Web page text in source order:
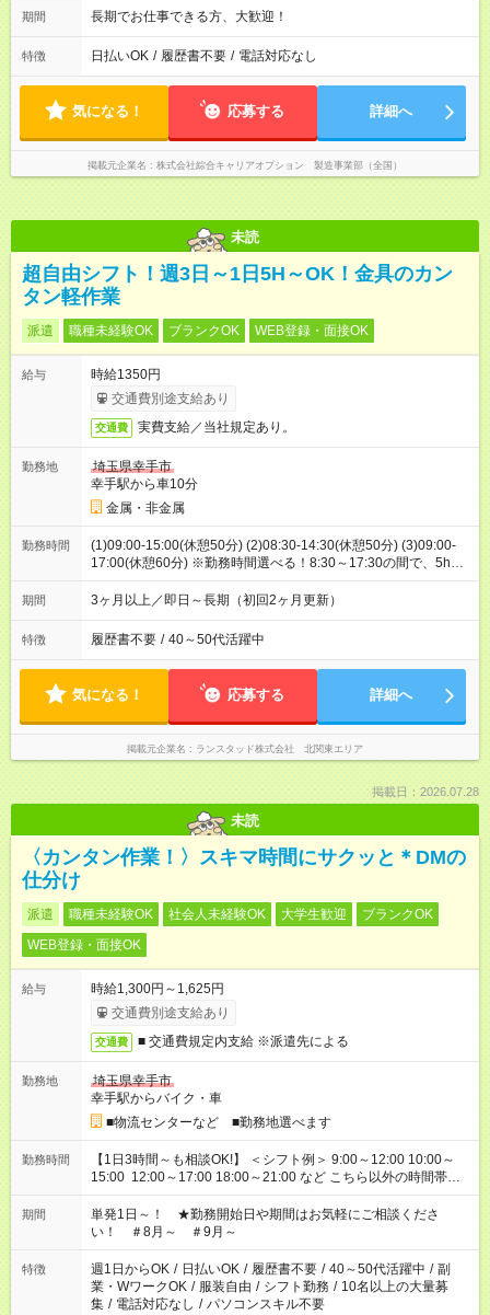
期間 長期でお仕事できる方、大歓迎！
特徴 日払いOK / 履歴書不要 / 電話対応なし
気になる！ 応募する 詳細へ
掲載元企業名 株式会社綜合キャリアオプション 製造事業部（全国）
未読
超自由シフト！週3日～1日5H～OK！金具のカン
タン軽作業
派遣 職種未経験OK ブランクOK WEB登録・面接OK
給与
時給1350円
交通費別途支給あり
交通費 実費支給／当社規定あり。
勤務地
埼玉県幸手市
幸手駅から車10分
金属・非金属
勤務時間
(1)09:00-15:00(休憩50分) (2)08:30-14:30(休憩50分) (3)09:00-
17:00(休憩60分) ※勤務時間選べる！8:30～17:30の間で、5h以
上勤務ができればOKです！
期間 3ヶ月以上／即日～長期（初回2ヶ月更新）
特徴 履歴書不要 / 40～50代活躍中
気になる！ 応募する 詳細へ
掲載元企業名 ランスタッド株式会社 北関東エリア
掲載日：2026.07.28
未読
〈カンタン作業！〉スキマ時間にサクッと＊DMの
仕分け
派遣 職種未経験OK 社会人未経験OK 大学生歓迎
ブランクOK
WEB登録・面接OK
給与
時給1,300円～1,625円
交通費別途支給あり
交通費 ■ 交通費規定内支給 ※派遣先による
勤務地
埼玉県幸手市
幸手駅からバイク・車
■物流センターなど ■勤務地選べます
勤務時間
【1日3時間～も相談OK!】 ＜シフト例＞ 9:00～12:00 10:00～
15:00 12:00～17:00 18:00～21:00 など こちら以外の時間帯も
お気軽にご相談ください！
期間
単発1日～！ ★勤務開始日や期間はお気軽にご相談くださ
い！ ＃8月～ ＃9月～
特徴 週1日からOK / 日払いOK / 履歴書不要 / 40～50代活躍中 / 副
業・WワークOK / 服装自由 / シフト勤務 / 10名以上の大量募
集 / 電話対応なし / パソコンスキル不要